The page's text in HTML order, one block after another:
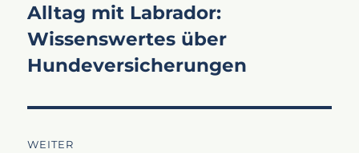
Vorheriger
Beitrag:
Alltag mit Labrador:
Wissenswertes über
Hundeversicherungen
WEITER